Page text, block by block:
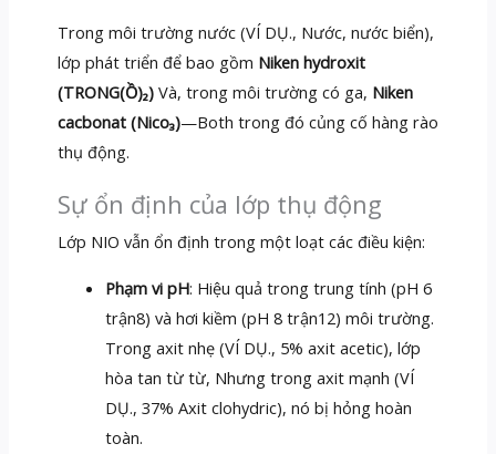
Trong môi trường nước (VÍ DỤ., Nước, nước biển),
lớp phát triển để bao gồm Niken hydroxit
(TRONG(Ồ)₂)Và, trong môi trường có ga, Niken
cacbonat (Nico₃)—Both trong đó củng cố hàng rào
thụ động.
Sự ổn định của lớp thụ động
Lớp NIO vẫn ổn định trong một loạt các điều kiện:
Phạm vi pH: Hiệu quả trong trung tính (pH 6
trận8) và hơi kiềm (pH 8 trận12) môi trường.
Trong axit nhẹ (VÍ DỤ., 5% axit acetic), lớp
hòa tan từ từ, Nhưng trong axit mạnh (VÍ
DỤ., 37% Axit clohydric), nó bị hỏng hoàn
toàn.